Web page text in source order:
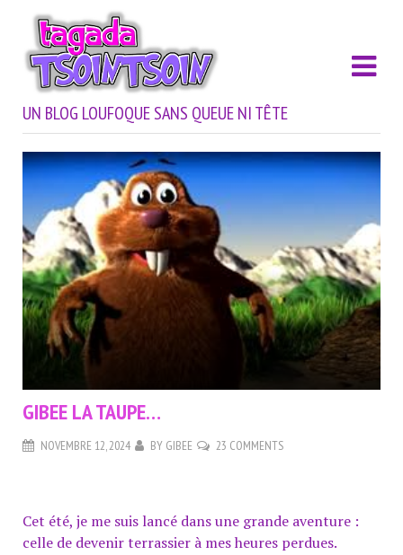
UN BLOG LOUFOQUE SANS QUEUE NI TÊTE
GIBEE LA TAUPE…
NOVEMBRE 12, 2024 BY GIBEE 23 COMMENTS
Cet été, je me suis lancé dans une grande aventure :
celle de devenir terrassier à mes heures perdues.